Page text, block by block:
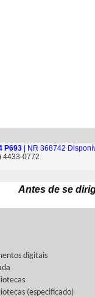
P693 | NR 368742
4433-0772
Antes de se
digitais
(especificado)